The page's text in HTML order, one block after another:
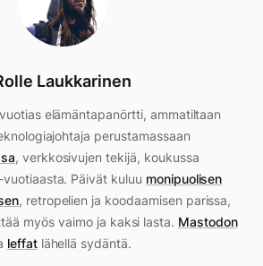
Laukkarinen
elämäntapanörtti, ammatiltaan
perustamassaan
, verkkosivujen tekijä, koukussa
Päivät kuluu monipuolisen
, retropelien ja koodaamisen parissa,
myös vaimo ja kaksi lasta. Mastodon
leffatlähellä sydäntä.